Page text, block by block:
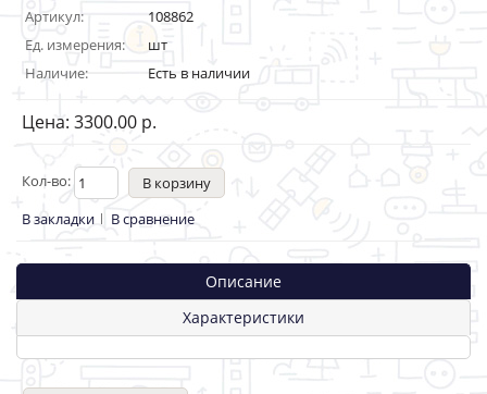
Артикул:
108862
Ед. измерения:
шт
Наличие:
Есть в наличии
Цена: 3300.00 р.
Кол-во:
В закладки
В сравнение
Описание
Характеристики